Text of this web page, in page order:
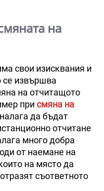
на
свои изисквания и
се извършва
на отчитащото
при смяна на
налага да бъдат
отчитане
много добра
от наемане на
на място да
съответното